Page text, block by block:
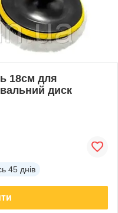
18см для
диск
45 днів